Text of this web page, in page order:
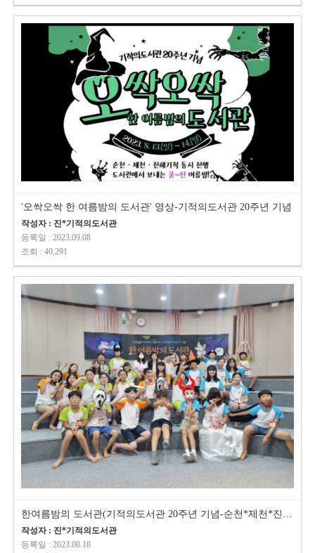
'오싹오싹 한 여름밤의 도서관' 영상-기적의도서관 20주년 기념
작성자 : 진*기적의도서관
등록일 : 2023.09.08
조회 : 40,291
한여름밤의 도서관(기적의도서관 20주년 기념-순천*제천*진해 동시 진행)
작성자 : 진*기적의도서관
등록일 : 2023.08.18